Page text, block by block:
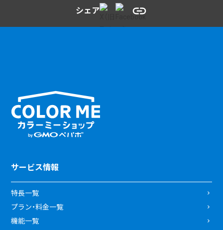
シェア
サービス情報
特長一覧
プラン・料金一覧
機能一覧